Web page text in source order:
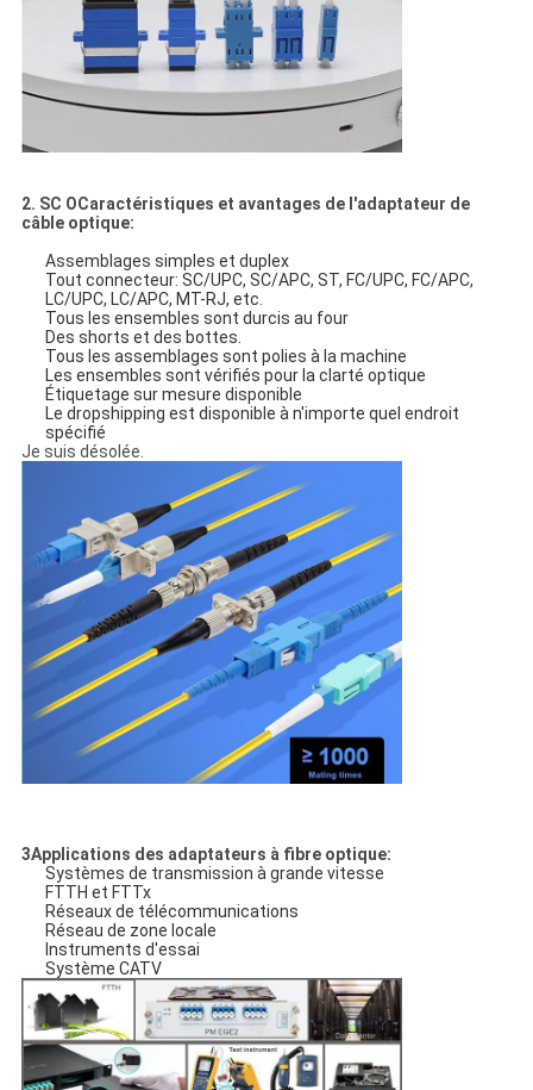
2. SC OCaractéristiques et avantages de l'adaptateur de
câble optique:
Assemblages simples et duplex
Tout connecteur: SC/UPC, SC/APC, ST, FC/UPC, FC/APC,
LC/UPC, LC/APC, MT-RJ, etc.
Tous les ensembles sont durcis au four
Des shorts et des bottes.
Tous les assemblages sont polies à la machine
Les ensembles sont vérifiés pour la clarté optique
Étiquetage sur mesure disponible
Le dropshipping est disponible à n'importe quel endroit
spécifié
Je suis désolée.
3Applications des adaptateurs à fibre optique:
Systèmes de transmission à grande vitesse
FTTH et FTTx
Réseaux de télécommunications
Réseau de zone locale
Instruments d'essai
Système CATV